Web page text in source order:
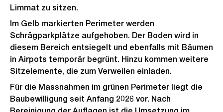
n
s
i
h
Limmat zu sitzen.
Im Gelb markierten Perimeter werden
Schrägparkplätze aufgehoben. Der Boden wird in
diesem Bereich entsiegelt und ebenfalls mit Bäumen
in Airpots temporär begrünt. Hinzu kommen weitere
Sitzelemente, die zum Verweilen einladen.
Für die Massnahmen im grünen Perimeter liegt die
Baubewilligung seit Anfang 2026 vor. Nach